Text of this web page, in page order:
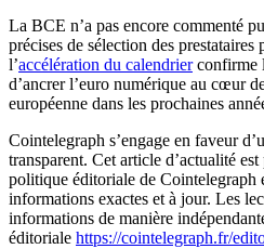
La BCE n’a pas encore commenté
précises de sélection des
l’accélération du calendrierconfirme
d’ancrer l’euro numérique au cœur
européenne dans les prochaines
Cointelegraph s’engage en faveur
transparent. Cet article d’actualité
politique éditoriale de Cointelegraph
informations exactes et à jour. Les
informations de manière
éditoriale https://cointelegraph.fr/